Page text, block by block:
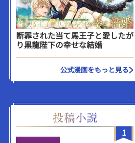
断罪された当て馬王子と愛したが
り黒龍陛下の幸せな結婚
公式漫画をもっと見る
1